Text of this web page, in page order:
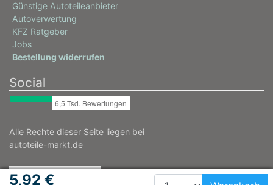
5,92 €
Günstige Autoteileanbieter
Autoverwertung
KFZ Ratgeber
Jobs
Bestellung widerrufen
Social
Alle Rechte dieser Seite liegen bei
autoteile-markt.de